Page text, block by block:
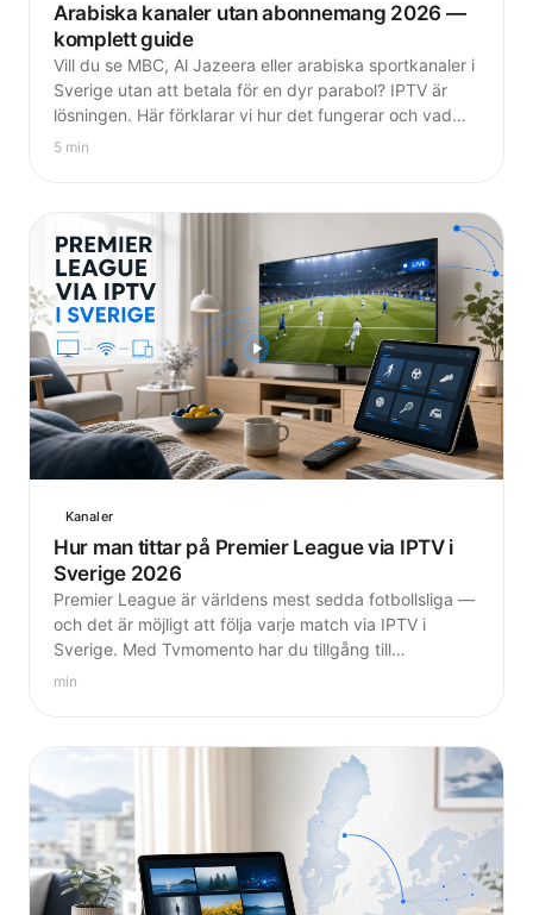
Arabiska kanaler utan abonnemang 2026 —
komplett guide
Vill du se MBC, Al Jazeera eller arabiska sportkanaler i
Sverige utan att betala för en dyr parabol? IPTV är
lösningen. Här förklarar vi hur det fungerar och vad
det kostar.
5 min
Kanaler
Hur man tittar på Premier League via IPTV i
Sverige 2026
Premier League är världens mest sedda fotbollsliga —
och det är möjligt att följa varje match via IPTV i
Sverige. Med Tvmomento har du tillgång till
sportkanaler som Sky Sports och beIN Sports för 58
min